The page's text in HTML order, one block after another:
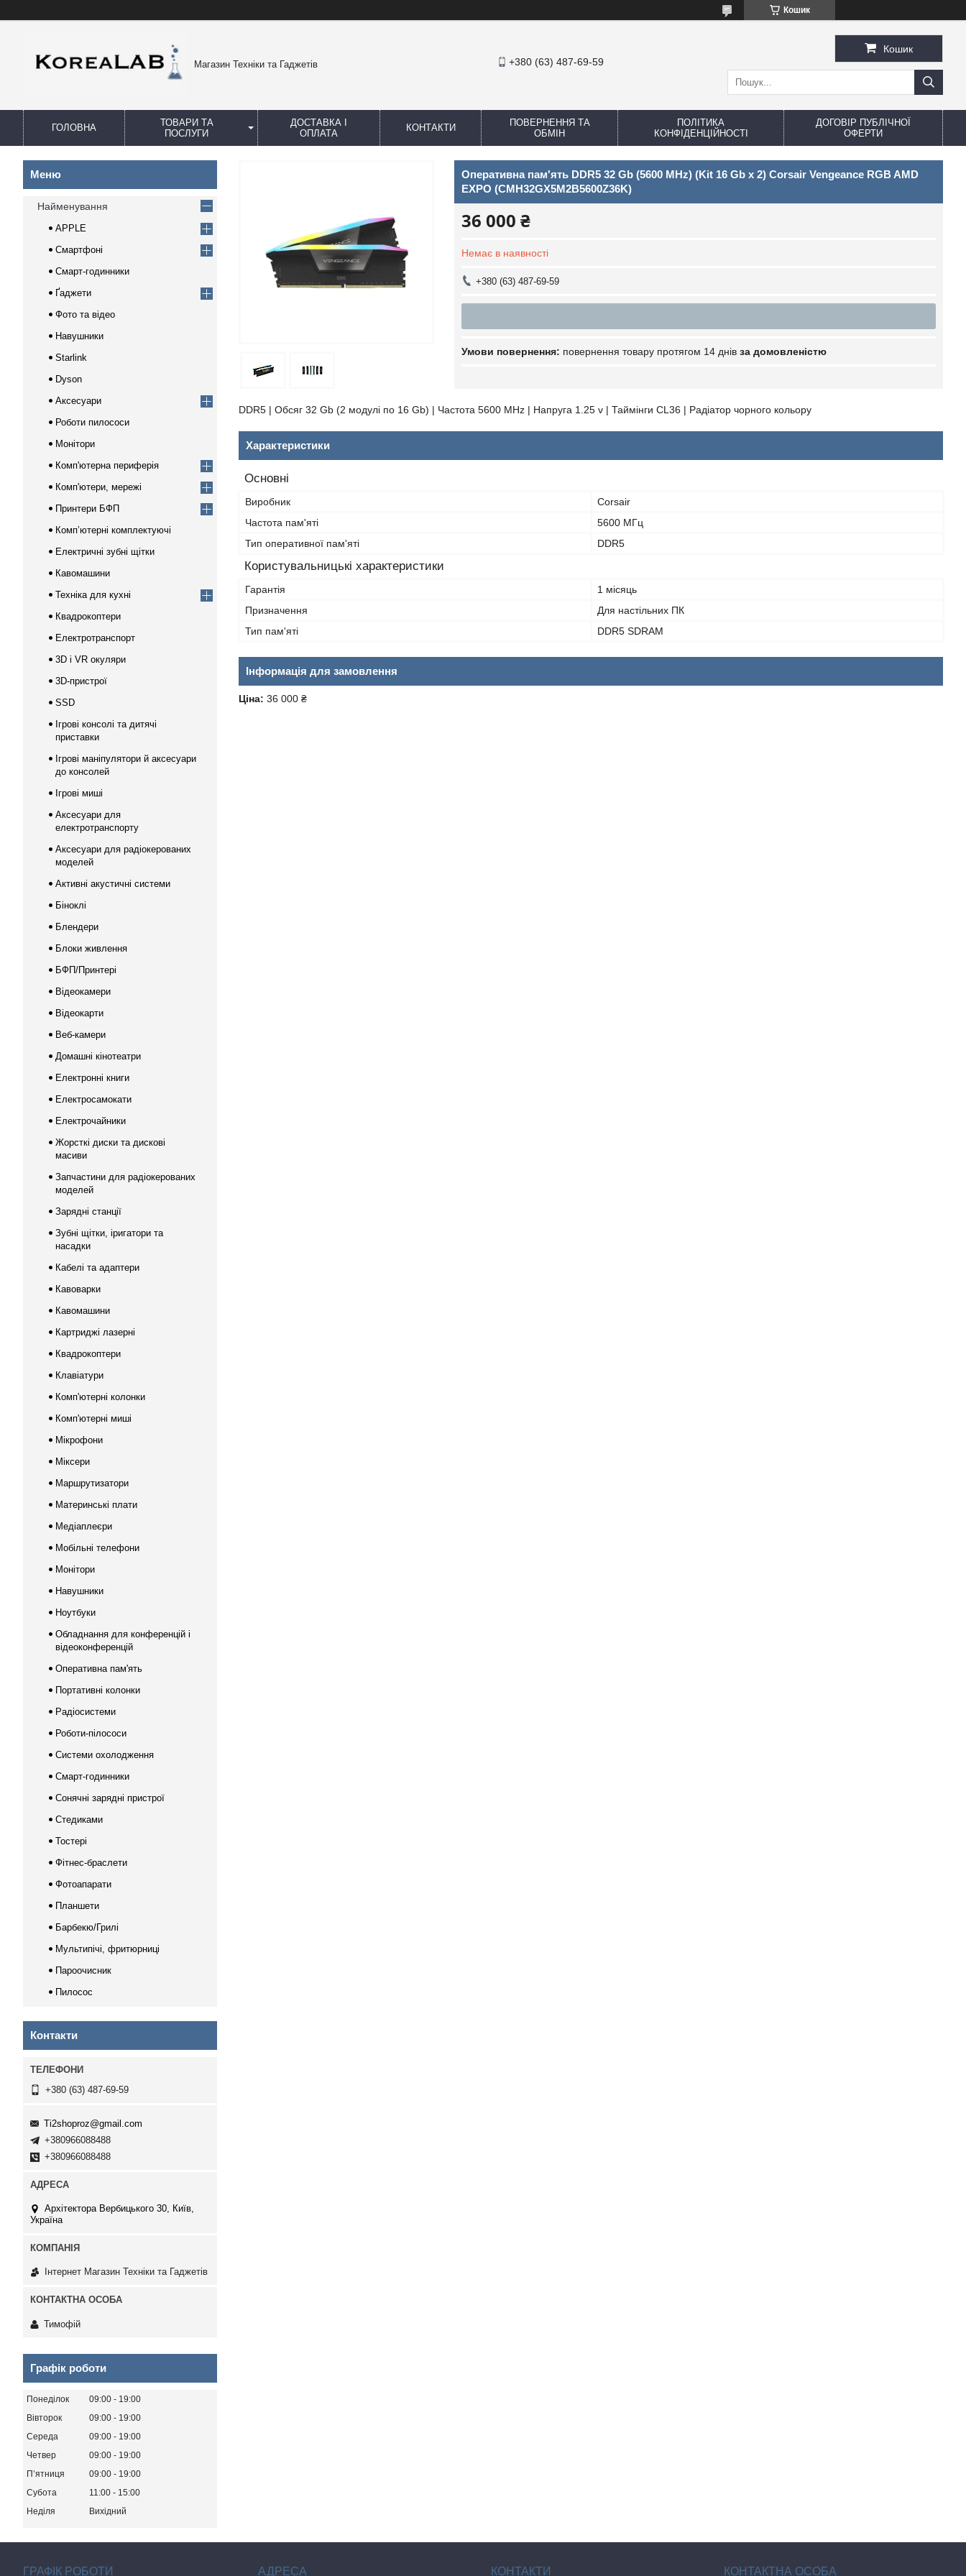
Кошик
Магазин Техніки та Гаджетів +380 (63) 487-69-59
Кошик
ГОЛОВНА
ТОВАРИ ТА
ПОСЛУГИ
ДОСТАВКА І
ОПЛАТА
КОНТАКТИ
ПОВЕРНЕННЯ ТА
ОБМІН
ПОЛІТИКА
КОНФІДЕНЦІЙНОСТІ
ДОГОВІР ПУБЛІЧНОЇ
ОФЕРТИ
Оперативна пам'ять DDR5 32 Gb (5600 MHz) (Kit 16 Gb x 2) Corsair Vengeance RGB AMD
EXPO (CMH32GX5M2B5600Z36K)
36 000 ₴
Немає в наявності
+380 (63) 487-69-59
повернення товару протягом 14 днів за домовленістю
DDR5 | Обсяг 32 Gb (2 модулі по 16 Gb) | Частота 5600 MHz | Напруга 1.25 v | Таймінги CL36 | Радіатор чорного кольору
Характеристики
Основні
Виробник
Corsair
Частота пам'яті
5600 МГц
Тип оперативної пам'яті
DDR5
Користувальницькі характеристики
Гарантія
1 місяць
Призначення
Для настільних ПК
Тип пам'яті
DDR5 SDRAM
Інформація для замовлення
Ціна: 36 000 ₴
Найменування
APPLE
Смартфоні
Смарт-годинники
Ґаджети
Фото та відео
Навушники
Starlink
Dyson
Аксесуари
Роботи пилососи
Монітори
Комп'ютерна периферія
Комп'ютери, мережі
Принтери БФП
Компʼютерні комплектуючі
Електричні зубні щітки
Кавомашини
Техніка для кухні
Квадрокоптери
Електротранспорт
3D і VR окуляри
3D-пристрої
SSD
Ігрові консолі та дитячі
приставки
Ігрові маніпулятори й аксесуари
до консолей
Ігрові миші
Аксесуари для
електротранспорту
Аксесуари для радіокерованих
моделей
Активні акустичні системи
Біноклі
Блендери
Блоки живлення
БФП/Принтері
Відеокамери
Відеокарти
Веб-камери
Домашні кінотеатри
Електронні книги
Електросамокати
Електрочайники
Жорсткі диски та дискові
масиви
Запчастини для радіокерованих
моделей
Зарядні станції
Зубні щітки, іригатори та
насадки
Кабелі та адаптери
Кавоварки
Кавомашини
Картриджі лазерні
Квадрокоптери
Клавіатури
Комп'ютерні колонки
Комп'ютерні миші
Мікрофони
Міксери
Маршрутизатори
Материнські плати
Медіаплеєри
Мобільні телефони
Монітори
Навушники
Ноутбуки
Обладнання для конференцій і
відеоконференцій
Оперативна пам'ять
Портативні колонки
Радіосистеми
Роботи-пілососи
Системи охолодження
Смарт-годинники
Сонячні зарядні пристрої
Стедиками
Тостері
Фітнес-браслети
Фотоапарати
Планшети
Барбекю/Грилі
Мультипічі, фритюрниці
Пароочисник
Пилосос
Контакти
+380 (63) 487-69-59
Ti2shoproz@gmail.com
+380966088488
+380966088488
Архітектора Вербицького 30, Київ,
Україна
Інтернет Магазин Техніки та Гаджетів
Тимофій
Графік роботи
Понеділок 09:00
19:00
Вівторок
09:00
19:00
Середа
09:00
19:00
Четвер
09:00
19:00
Пʼятниця
09:00
19:00
Субота
11:00
15:00
Неділя
Вихідний
ГРАФІК РОБОТИ